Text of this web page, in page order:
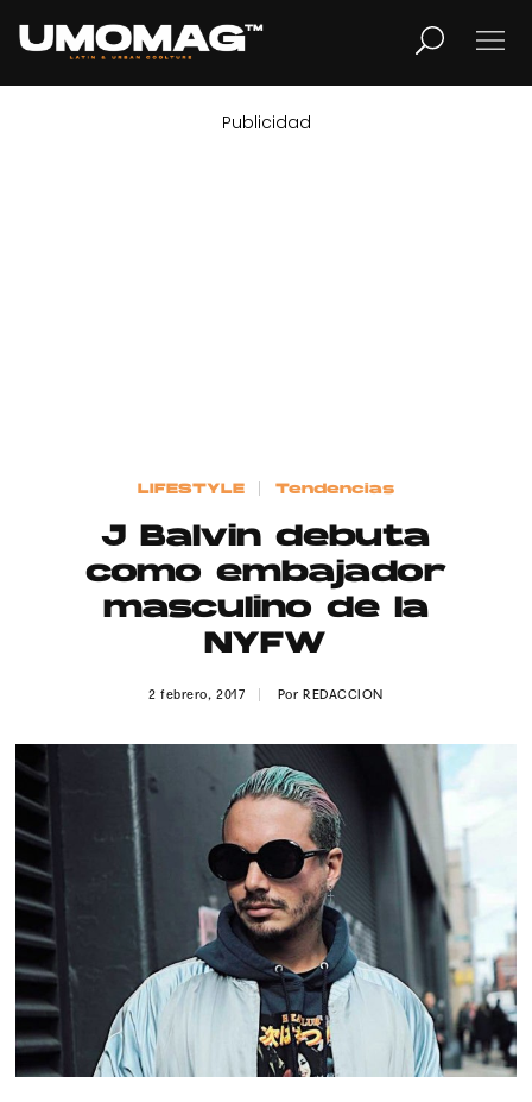
LIFESTYLE
Contacto
Aviso Legal
Publicidad
LIFESTYLE Tendencias
J Balvin debuta
como embajador
masculino de la
NYFW
2 febrero, 2017 PorREDACCION